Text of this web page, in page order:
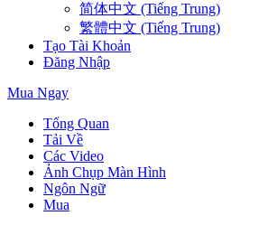
简体中文 (Tiếng Trung)
繁體中文 (Tiếng Trung)
Tạo Tài Khoản
Đăng Nhập
Mua Ngay
Tổng Quan
Tải Về
Các Video
Ảnh Chụp Màn Hình
Ngôn Ngữ
Mua